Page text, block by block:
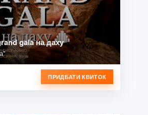
gala на даху
ПРИДБАТИ КВИТОК